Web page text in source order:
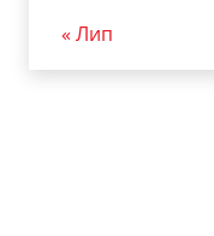
« Лип